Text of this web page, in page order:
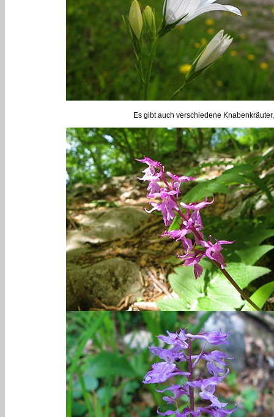
Es gibt auch verschiedene